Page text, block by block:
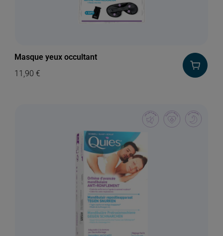
Masque yeux occultant
11,90€